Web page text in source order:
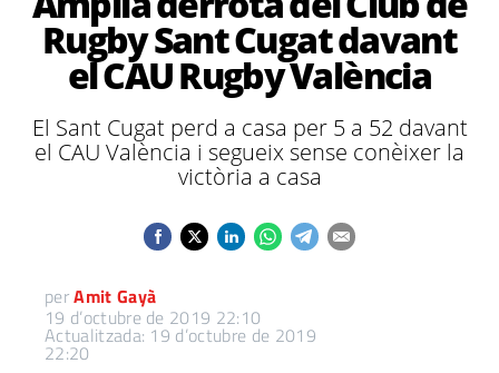
Rugby Sant Cugat davant
el CAU Rugby València
El Sant Cugat perd a casa per 5 a 52 davant
el CAU València i segueix sense conèixer la
victòria a casa
perAmit Gayà
19 d’octubre de 2019 22:10
Actualitzada: 19 d’octubre de 2019
22:20